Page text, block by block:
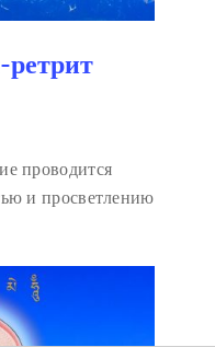
проводится
и просветлению